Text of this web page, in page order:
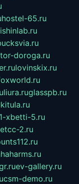
hostel-65.ru
doroga.ru
lovinskix.ru
liura.ruglasspb.ru
xbetti-5.ru
2.ru
ev-gallery.ru
csm-demo.ru